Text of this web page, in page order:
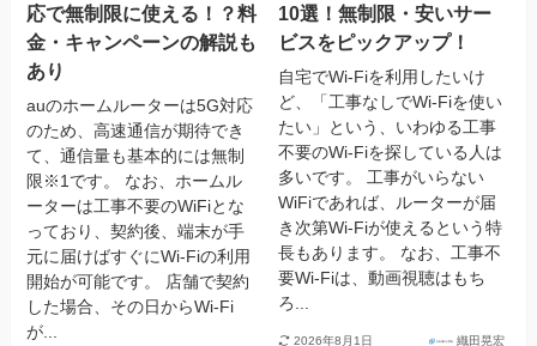
応で無制限に使える！？料
金・キャンペーンの解説も
あり
auのホームルーターは5G対応
のため、高速通信が期待でき
て、通信量も基本的には無制
限※1です。 なお、ホームル
ーターは工事不要のWiFiとな
っており、契約後、端末が手
元に届けばすぐにWi-Fiの利用
開始が可能です。 店舗で契約
した場合、その日からWi-Fi
が...
10選！無制限・安いサー
ビスをピックアップ！
自宅でWi-Fiを利用したいけ
ど、「工事なしでWi-Fiを使い
たい」という、いわゆる工事
不要のWi-Fiを探している人は
多いです。 工事がいらない
WiFiであれば、ルーターが届
き次第Wi-Fiが使えるという特
長もあります。 なお、工事不
要Wi-Fiは、動画視聴はもち
ろ...
2026年8月1日 織田晃宏